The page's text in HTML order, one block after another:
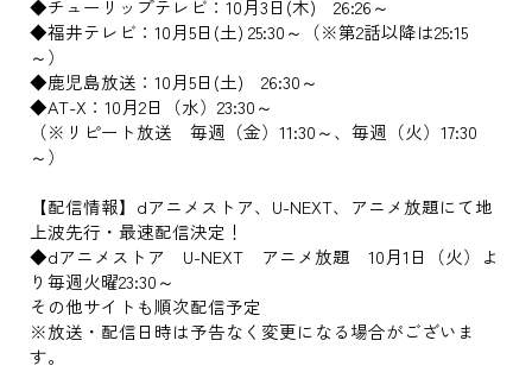
◆チューリップテレビ：10月3日(木) 26:26～
◆福井テレビ：10月5日(土) 25:30～（※第2話以降は25:15
～）
◆鹿児島放送：10月5日(土) 26:30～
◆AT-X：10月2日（水）23:30～
（※リピート放送 毎週（金）11:30～、毎週（火）17:30
～）
【配信情報】dアニメストア、U-NEXT、アニメ放題にて地
上波先行・最速配信決定！
◆dアニメストア U-NEXT アニメ放題 10月1日（火）よ
り毎週火曜23:30～
その他サイトも順次配信予定
※放送・配信日時は予告なく変更になる場合がございま
す。